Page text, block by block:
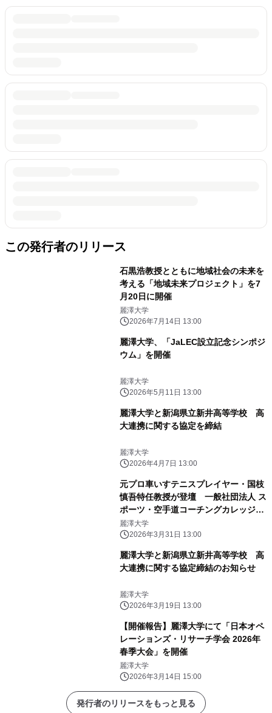
この発行者のリリース
石黒浩教授とともに地域社会の未来を
考える「地域未来プロジェクト」を7
月20日に開催
麗澤大学
2026年7月14日 13:00
麗澤大学、「JaLEC設立記念シンポジ
ウム」を開催
麗澤大学
2026年5月11日 13:00
麗澤大学と新潟県立新井高等学校 高
大連携に関する協定を締結
麗澤大学
2026年4月7日 13:00
元プロ車いすテニスプレイヤー・国枝
慎吾特任教授が登壇 一般社団法人 ス
ポーツ・空手道コーチングカレッジ
「第1回創立記念フォーラム」4月19日
(日)麗澤大学にて開催
麗澤大学
2026年3月31日 13:00
麗澤大学と新潟県立新井高等学校 高
大連携に関する協定締結のお知らせ
麗澤大学
2026年3月19日 13:00
【開催報告】麗澤大学にて「日本オペ
レーションズ・リサーチ学会 2026年
春季大会」を開催
麗澤大学
2026年3月14日 15:00
発行者のリリースをもっと見る